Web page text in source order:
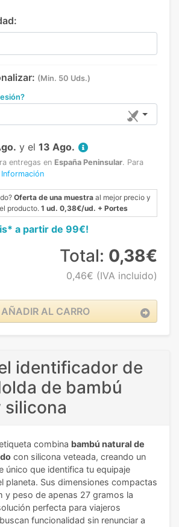
(Min. 50 Uds.)
y el 13 Ago.
entregas en España Peninsular. Para
Información
Oferta de una muestra al mejor precio y
producto. 1 ud. 0,38€/ud. + Portes
a partir de 99€!
Total: 0,38€
0,46€ (IVA incluido)
AL CARRO
identificador de
de bambú
silicona
combina bambú natural de
con silicona veteada, creando un
único que identifica tu equipaje
planeta. Sus dimensiones compactas
y peso de apenas 27 gramos la
perfecta para viajeros
funcionalidad sin renunciar a